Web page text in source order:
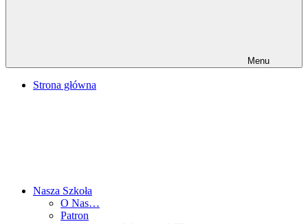
Menu
Strona główna
Nasza Szkoła
O Nas…
Patron